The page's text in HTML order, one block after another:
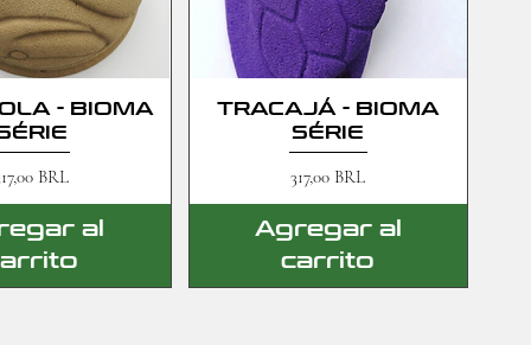
- BIOMA
BRL
al
TRACAJÁ - BIOMA
SÉRIE
Precio
317,00 BRL
Agregar al
carrito